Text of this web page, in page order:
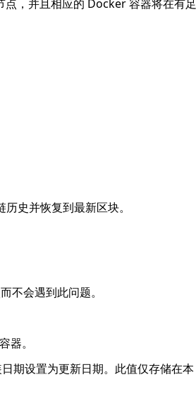
，并且相应的 Docker 容器将在有足
史并恢复到最新区块。
不会遇到此问题。
器。
期设置为更新日期。此值仅存储在本